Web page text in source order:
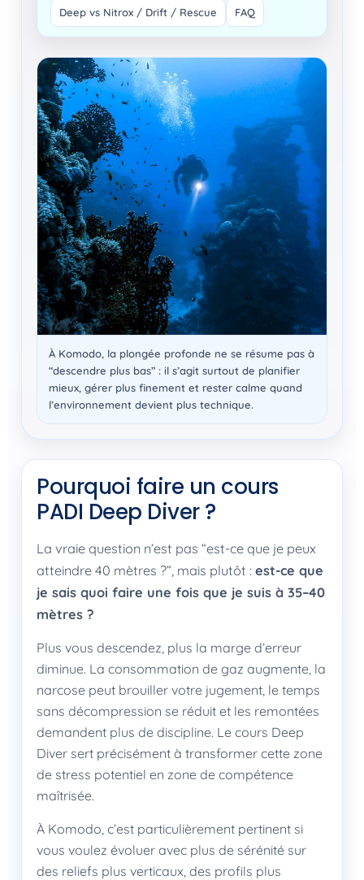
Deep vs Nitrox / Drift / Rescue FAQ
À Komodo, la plongée profonde ne se résume pas à
“descendre plus bas” : il s’agit surtout de planifier
mieux, gérer plus finement et rester calme quand
l’environnement devient plus technique.
Pourquoi faire un cours
PADI Deep Diver ?
La vraie question n’est pas “est-ce que je peux
atteindre 40 mètres ?”, mais plutôt : est-ce que
je sais quoi faire une fois que je suis à 35–40
mètres ?
Plus vous descendez, plus la marge d’erreur
diminue. La consommation de gaz augmente, la
narcose peut brouiller votre jugement, le temps
sans décompression se réduit et les remontées
demandent plus de discipline. Le cours Deep
Diver sert précisément à transformer cette zone
de stress potentiel en zone de compétence
maîtrisée.
À Komodo, c’est particulièrement pertinent si
vous voulez évoluer avec plus de sérénité sur
des reliefs plus verticaux, des profils plus